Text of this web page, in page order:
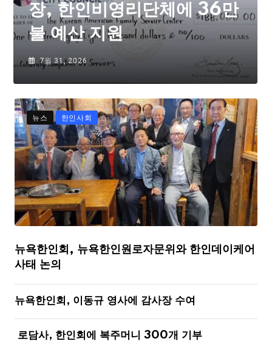
장, 한인비영리단체에 36만
불 예산 지원
7월 31, 2026
뉴스 한인사회
뉴욕한인회, 뉴욕한인원로자문위와 한인데이케어
사태 논의
뉴욕한인회, 이동규 영사에 감사장 수여
로담사, 한인회에 복주머니 300개 기부